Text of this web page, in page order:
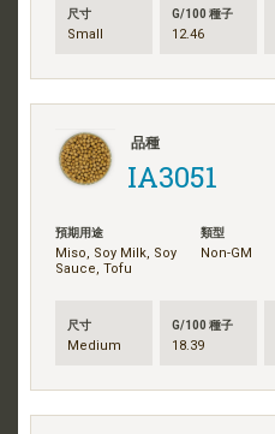
尺寸
Small
G/100 種子
12.46
品種
IA3051
預期用途
Miso, Soy Milk, Soy
Sauce, Tofu
類型
Non-GM
尺寸
Medium
G/100 種子
18.39